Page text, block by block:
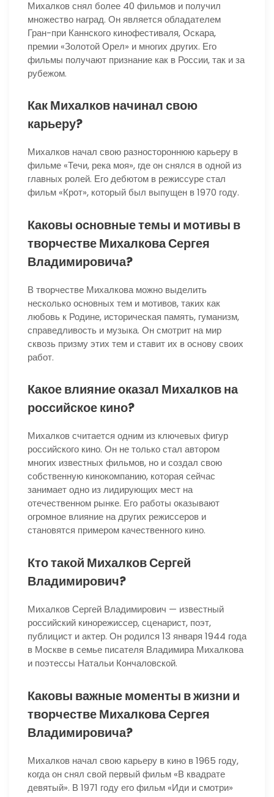
Михалков снял более 40 фильмов и получил
множество наград. Он является обладателем
Гран-при Каннского кинофестиваля, Оскара,
премии «Золотой Орел» и многих других. Его
фильмы получают признание как в России, так и за
рубежом.
Как Михалков начинал свою
карьеру?
Михалков начал свою разностороннюю карьеру в
фильме «Течи, река моя», где он снялся в одной из
главных ролей. Его дебютом в режиссуре стал
фильм «Крот», который был выпущен в 1970 году.
Каковы основные темы и мотивы в
творчестве Михалкова Сергея
Владимировича?
В творчестве Михалкова можно выделить
несколько основных тем и мотивов, таких как
любовь к Родине, историческая память, гуманизм,
справедливость и музыка. Он смотрит на мир
сквозь призму этих тем и ставит их в основу своих
работ.
Какое влияние оказал Михалков на
российское кино?
Михалков считается одним из ключевых фигур
российского кино. Он не только стал автором
многих известных фильмов, но и создал свою
собственную кинокомпанию, которая сейчас
занимает одно из лидирующих мест на
отечественном рынке. Его работы оказывают
огромное влияние на других режиссеров и
становятся примером качественного кино.
Кто такой Михалков Сергей
Владимирович?
Михалков Сергей Владимирович — известный
российский кинорежиссер, сценарист, поэт,
публицист и актер. Он родился 13 января 1944 года
в Москве в семье писателя Владимира Михалкова
и поэтессы Натальи Кончаловской.
Каковы важные моменты в жизни и
творчестве Михалкова Сергея
Владимировича?
Михалков начал свою карьеру в кино в 1965 году,
когда он снял свой первый фильм «В квадрате
девятый». В 1971 году его фильм «Иди и смотри»